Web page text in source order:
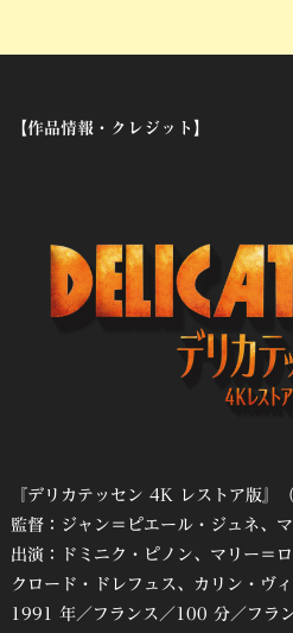
【作品情報・クレジット】
『デリカテッセン 4K レストア版』
監督：ジャン＝ピエール・ジュネ、
出演：ドミニク・ピノン、マリー＝
クロード・ドレフュス、カリン・ヴ
1991 年／フランス／100 分／フラ